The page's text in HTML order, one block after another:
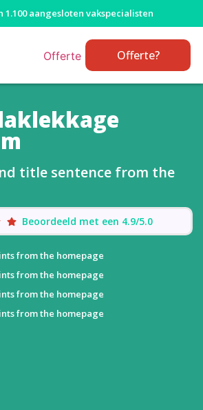
1.100 aangesloten vakspecialisten
Offerte?
title sentence from the
Beoordeeld met een 4.9/5.0
from the homepage
from the homepage
from the homepage
from the homepage